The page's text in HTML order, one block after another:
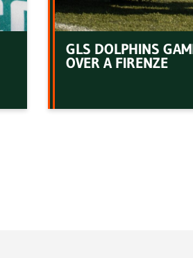
GLS DOLPHINS
OVER A FIRENZE